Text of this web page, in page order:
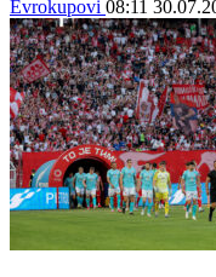
Evrokupovi 08:11